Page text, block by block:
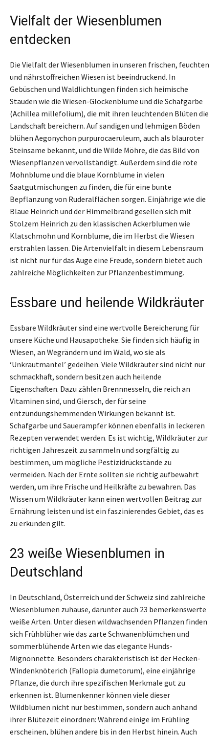
Vielfalt der Wiesenblumen
entdecken
Die Vielfalt der Wiesenblumen in unseren frischen, feuchten
und nährstoffreichen Wiesen ist beeindruckend. In
Gebüschen und Waldlichtungen finden sich heimische
Stauden wie die Wiesen-Glockenblume und die Schafgarbe
(Achillea millefolium), die mit ihren leuchtenden Blüten die
Landschaft bereichern. Auf sandigen und lehmigen Böden
blühen Aegonychon purpurocaeruleum, auch als blauroter
Steinsame bekannt, und die Wilde Möhre, die das Bild von
Wiesenpflanzen vervollständigt. Außerdem sind die rote
Mohnblume und die blaue Kornblume in vielen
Saatgutmischungen zu finden, die für eine bunte
Bepflanzung von Ruderalflächen sorgen. Einjährige wie die
Blaue Heinrich und der Himmelbrand gesellen sich mit
Stolzem Heinrich zu den klassischen Ackerblumen wie
Klatschmohn und Kornblume, die im Herbst die Wiesen
erstrahlen lassen. Die Artenvielfalt in diesem Lebensraum
ist nicht nur für das Auge eine Freude, sondern bietet auch
zahlreiche Möglichkeiten zur Pflanzenbestimmung.
Essbare und heilende Wildkräuter
Essbare Wildkräuter sind eine wertvolle Bereicherung für
unsere Küche und Hausapotheke. Sie finden sich häufig in
Wiesen, an Wegrändern und im Wald, wo sie als
‘Unkrautmantel’ gedeihen. Viele Wildkräuter sind nicht nur
schmackhaft, sondern besitzen auch heilende
Eigenschaften. Dazu zählen Brennnesseln, die reich an
Vitaminen sind, und Giersch, der für seine
entzündungshemmenden Wirkungen bekannt ist.
Schafgarbe und Sauerampfer können ebenfalls in leckeren
Rezepten verwendet werden. Es ist wichtig, Wildkräuter zur
richtigen Jahreszeit zu sammeln und sorgfältig zu
bestimmen, um mögliche Pestizidrückstände zu
vermeiden. Nach der Ernte sollten sie richtig aufbewahrt
werden, um ihre Frische und Heilkräfte zu bewahren. Das
Wissen um Wildkräuter kann einen wertvollen Beitrag zur
Ernährung leisten und ist ein faszinierendes Gebiet, das es
zu erkunden gilt.
23 weiße Wiesenblumen in
Deutschland
In Deutschland, Österreich und der Schweiz sind zahlreiche
Wiesenblumen zuhause, darunter auch 23 bemerkenswerte
weiße Arten. Unter diesen wildwachsenden Pflanzen finden
sich Frühblüher wie das zarte Schwanenblümchen und
sommerblühende Arten wie das elegante Hunds-
Mignonnette. Besonders charakteristisch ist der Hecken-
Windenknöterich (Fallopia dumetorum), eine einjährige
Pflanze, die durch ihre spezifischen Merkmale gut zu
erkennen ist. Blumenkenner können viele dieser
Wildblumen nicht nur bestimmen, sondern auch anhand
ihrer Blütezeit einordnen: Während einige im Frühling
erscheinen, blühen andere bis in den Herbst hinein. Auch